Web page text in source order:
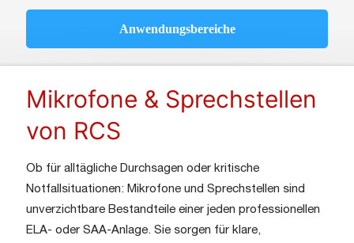
Anwendungsbereiche
Mikrofone & Sprechstellen
von RCS
Ob für alltägliche Durchsagen oder kritische
Notfallsituationen: Mikrofone und Sprechstellen sind
unverzichtbare Bestandteile einer jeden professionellen
ELA- oder SAA-Anlage. Sie sorgen für klare,